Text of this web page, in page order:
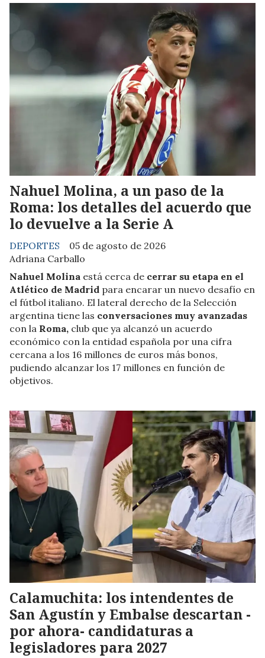
Nahuel Molina, a un paso de la
Roma: los detalles del acuerdo que
lo devuelve a la Serie A
Adriana Carballo
DEPORTES 05 de agosto de 2026
Nahuel Molina está cerca de cerrar su etapa en el
Atlético de Madrid para encarar un nuevo desafío en
el fútbol italiano. El lateral derecho de la Selección
argentina tiene las conversaciones muy avanzadas
con la Roma, club que ya alcanzó un acuerdo
económico con la entidad española por una cifra
cercana a los 16 millones de euros más bonos,
pudiendo alcanzar los 17 millones en función de
objetivos.
Calamuchita: los intendentes de
San Agustín y Embalse descartan -
por ahora- candidaturas a
legisladores para 2027